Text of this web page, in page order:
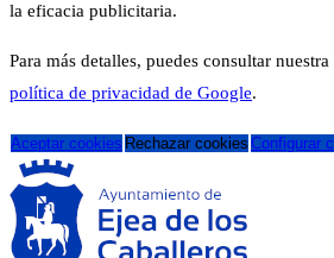
la eficacia publicitaria.
Para más detalles, puedes consultar nuestra
política de privacidad de Google.
Aceptar cookies Rechazar cookies Configurar